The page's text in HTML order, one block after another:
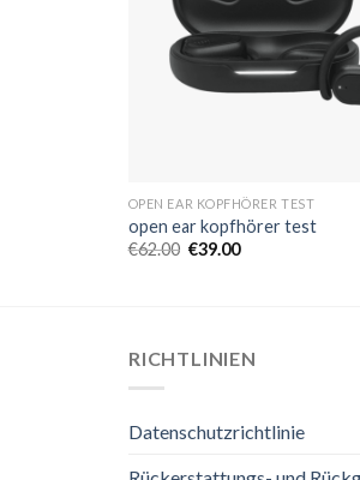
OPEN EAR KOPFHÖRER TEST
open ear kopfhörer test
€62.00 €39.00
RICHTLINIEN
Datenschutzrichtlinie